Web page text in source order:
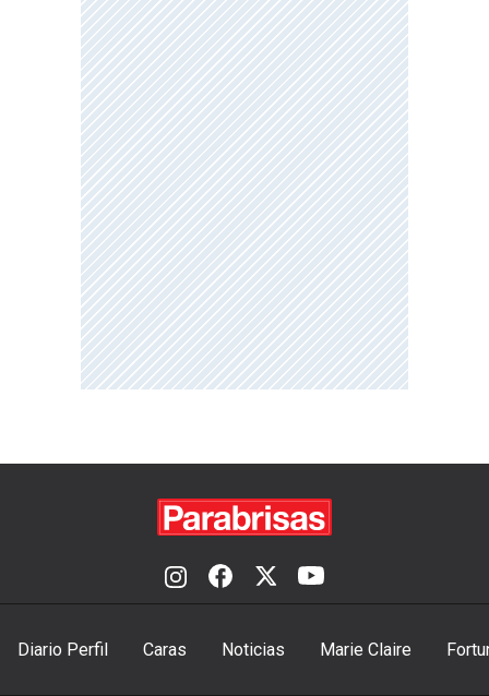
Diario Perfil Caras Noticias Marie Claire